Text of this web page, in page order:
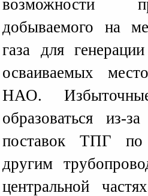
возможности
добываемого на
газа для
осваиваемых
НАО.
образоваться из-
поставок ТПГ
другим
центральной